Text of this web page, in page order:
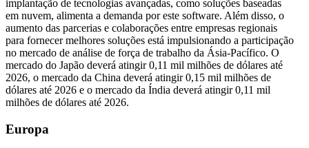
implantação de tecnologias avançadas, como soluções baseadas
em nuvem, alimenta a demanda por este software. Além disso, o
aumento das parcerias e colaborações entre empresas regionais
para fornecer melhores soluções está impulsionando a participação
no mercado de análise de força de trabalho da Ásia-Pacífico. O
mercado do Japão deverá atingir 0,11 mil milhões de dólares até
2026, o mercado da China deverá atingir 0,15 mil milhões de
dólares até 2026 e o ​​mercado da Índia deverá atingir 0,11 mil
milhões de dólares até 2026.
Europa